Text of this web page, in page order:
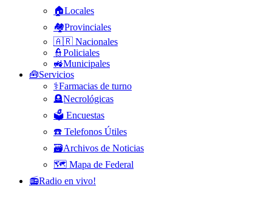
🏠Locales
🏘️Provinciales
🇦🇷 Nacionales
👮Policiales
🚜Municipales
🧰Servicios
⚕️Farmacias de turno
🪦Necrológicas
🗳️ Encuestas
☎️ Telefonos Útiles
🗃️Archivos de Noticias
🗺️ Mapa de Federal
📻Radio en vivo!